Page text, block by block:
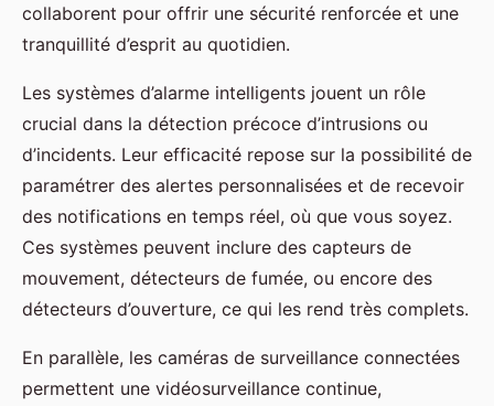
collaborent pour offrir une sécurité renforcée et une
tranquillité d’esprit au quotidien.
Les systèmes d’alarme intelligents jouent un rôle
crucial dans la détection précoce d’intrusions ou
d’incidents. Leur efficacité repose sur la possibilité de
paramétrer des alertes personnalisées et de recevoir
des notifications en temps réel, où que vous soyez.
Ces systèmes peuvent inclure des capteurs de
mouvement, détecteurs de fumée, ou encore des
détecteurs d’ouverture, ce qui les rend très complets.
En parallèle, les caméras de surveillance connectées
permettent une vidéosurveillance continue,